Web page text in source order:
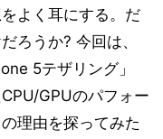
よく耳にする。だ
ろうか? 今回は、
5テザリング」
GPUのパフォー
理由を探ってみた